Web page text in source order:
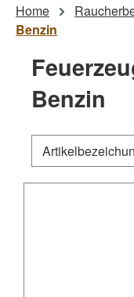
Home
Benzin
Benzin